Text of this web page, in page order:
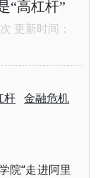
“高杠杆”
更新时间：
杆 金融危机
院“走进阿里